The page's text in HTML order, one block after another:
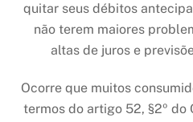
quitar seus débitos
não terem maiores
altas de juros e
Ocorre que muitos
termos do artigo 52, §2º do